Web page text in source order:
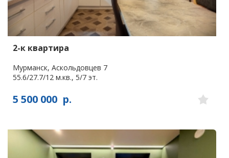
2-к квартира
Мурманск, Аскольдовцев 7
55.6/27.7/12 м.кв., 5/7 эт.
5 500 000 р.